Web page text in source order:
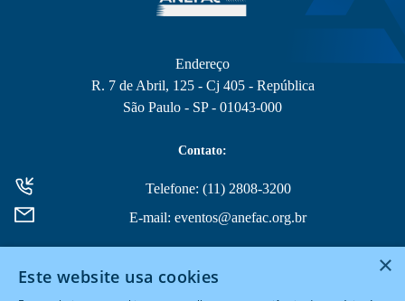
Endereço
R. 7 de Abril, 125 - Cj 405 - República
São Paulo - SP - 01043-000
Contato:
Telefone: (11) 2808-3200
E-mail: eventos@anefac.org.br
×
Este website usa cookies